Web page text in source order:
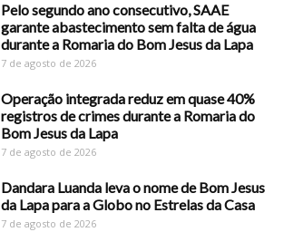
Pelo segundo ano consecutivo, SAAE
garante abastecimento sem falta de água
durante a Romaria do Bom Jesus da Lapa
7 de agosto de 2026
Operação integrada reduz em quase 40%
registros de crimes durante a Romaria do
Bom Jesus da Lapa
7 de agosto de 2026
Dandara Luanda leva o nome de Bom Jesus
da Lapa para a Globo no Estrelas da Casa
7 de agosto de 2026